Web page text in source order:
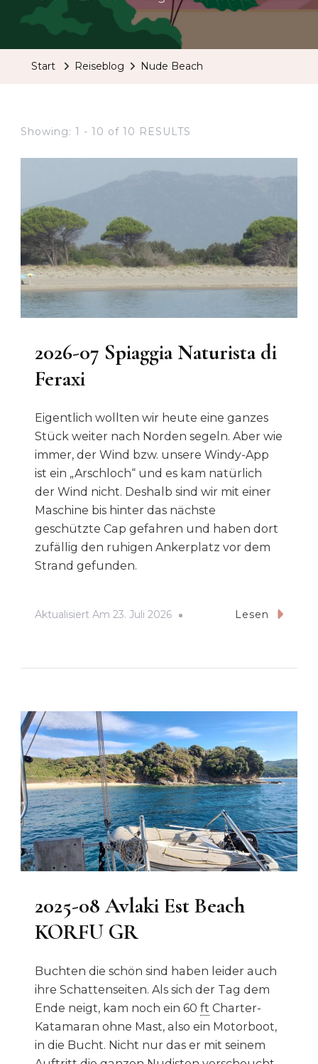
Start Reiseblog Nude Beach
Showing: 1 - 10 of 10 RESULTS
2026-07 Spiaggia Naturista di
Feraxi
Eigentlich wollten wir heute eine ganzes
Stück weiter nach Norden segeln. Aber wie
immer, der Wind bzw. unsere Windy-App
ist ein „Arschloch“ und es kam natürlich
der Wind nicht. Deshalb sind wir mit einer
Maschine bis hinter das nächste
geschützte Cap gefahren und haben dort
zufällig den ruhigen Ankerplatz vor dem
Strand gefunden.
Aktualisiert Am 23. Juli 2026 Lesen
2025-08 Avlaki Est Beach
KORFU GR
Buchten die schön sind haben leider auch
ihre Schattenseiten. Als sich der Tag dem
Ende neigt, kam noch ein 60 ft Charter-
Katamaran ohne Mast, also ein Motorboot,
in die Bucht. Nicht nur das er mit seinem